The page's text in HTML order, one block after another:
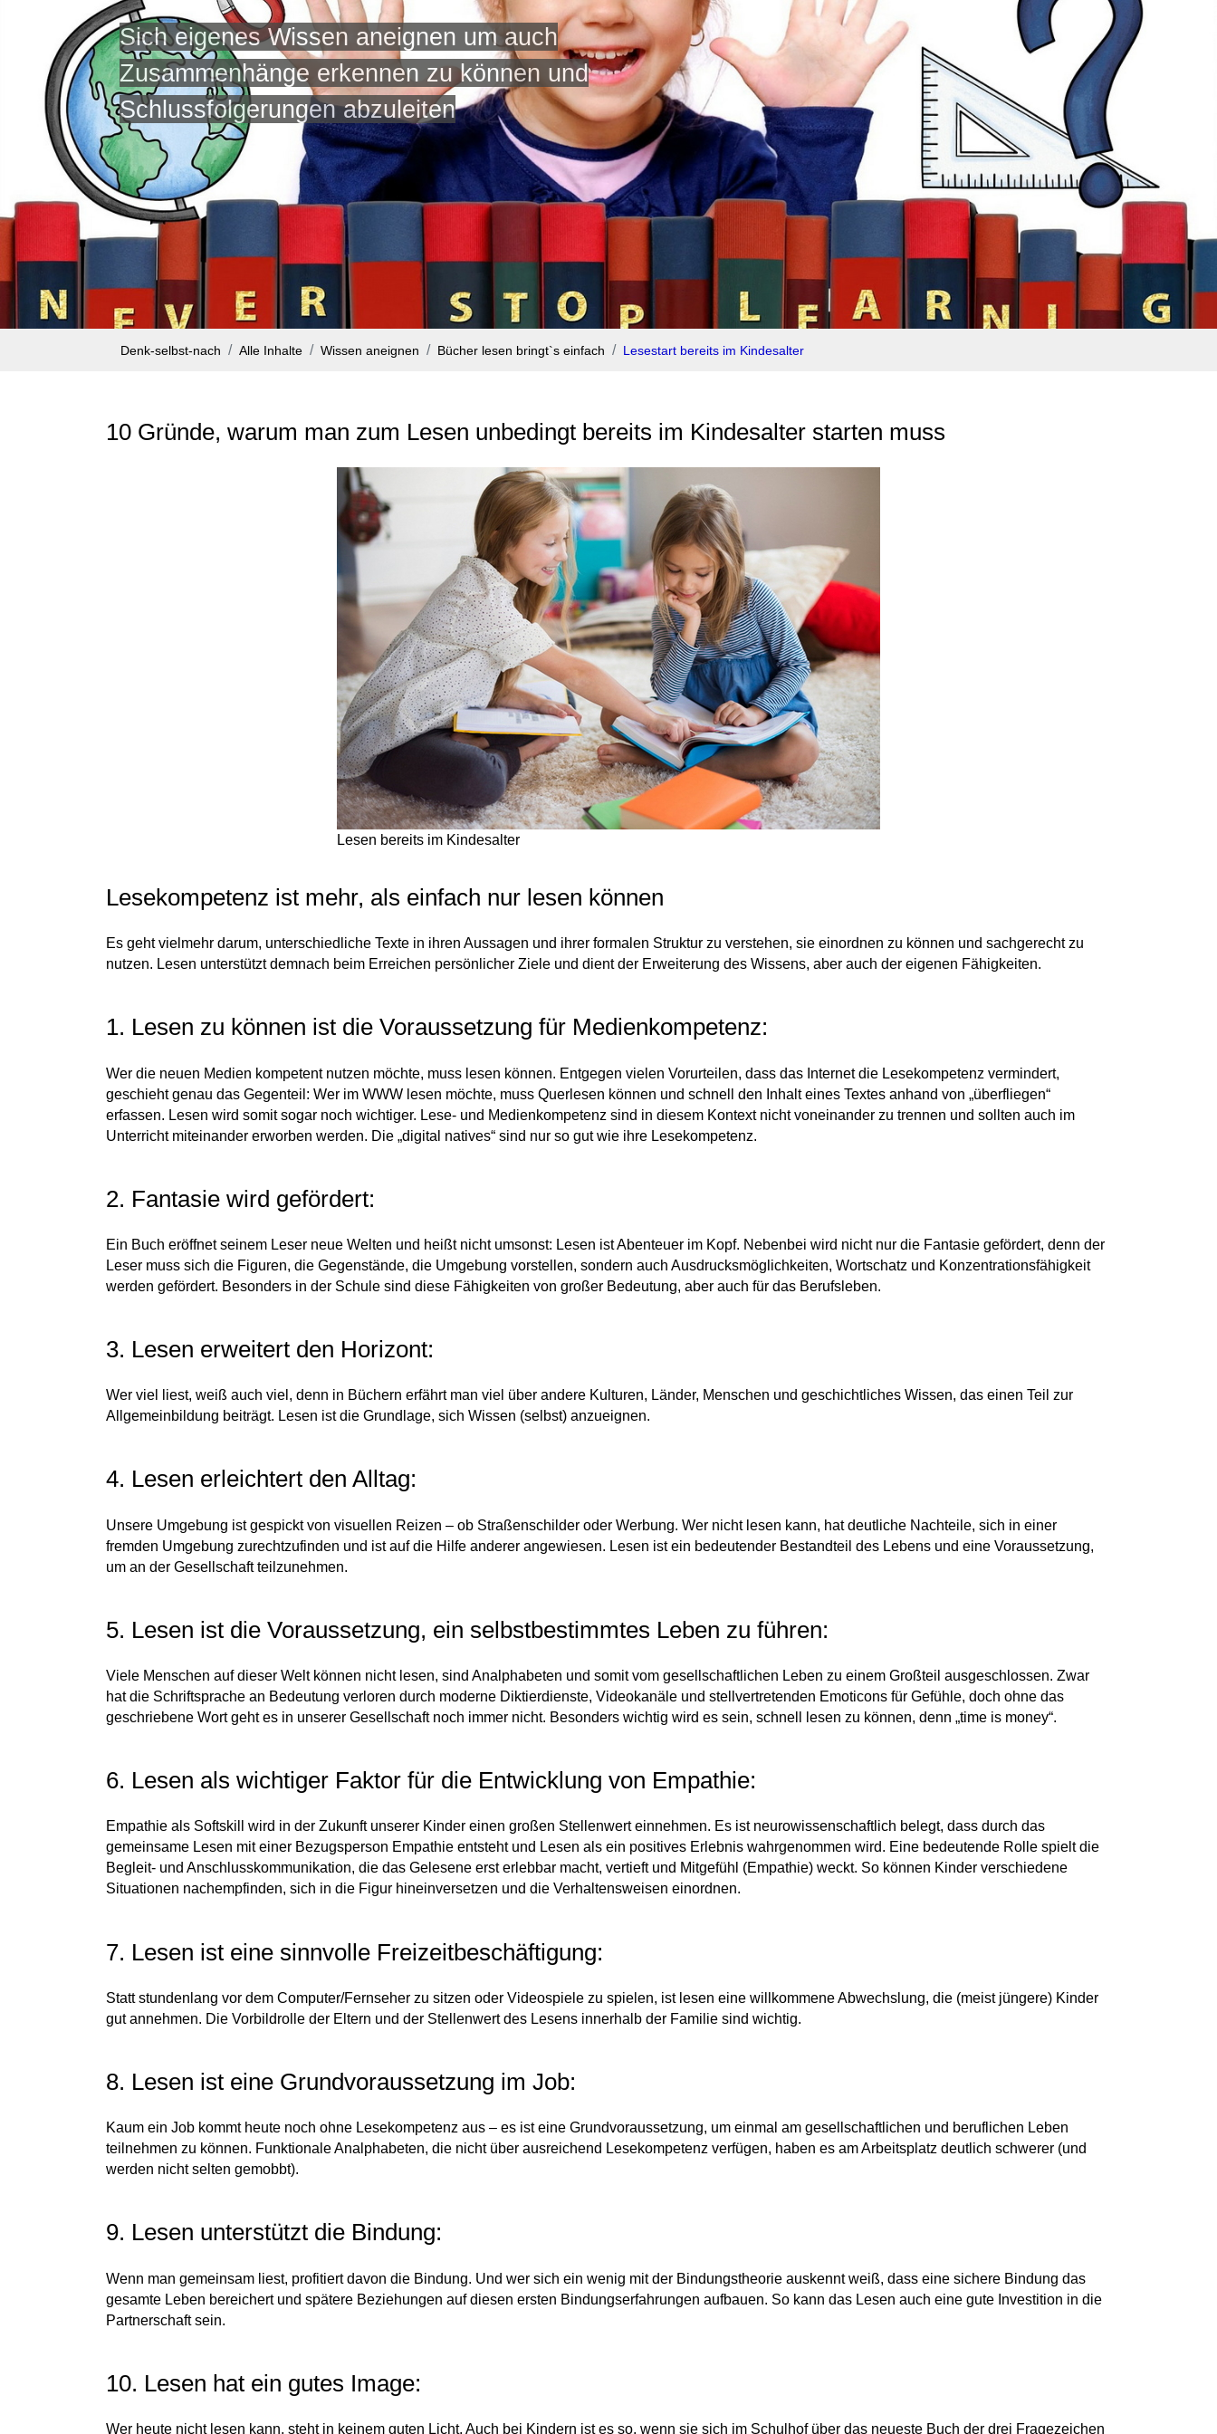
Sich eigenes Wissen aneignen um auch
Zusammenhänge erkennen zu können und
Schlussfolgerungen abzuleiten
Denk-selbst-nach Alle Inhalte Wissen aneignen Bücher lesen bringt`s einfach Lesestart bereits im Kindesalter
10 Gründe, warum man zum Lesen unbedingt bereits im Kindesalter starten muss
Lesen bereits im Kindesalter
Lesekompetenz ist mehr, als einfach nur lesen können
Es geht vielmehr darum, unterschiedliche Texte in ihren Aussagen und ihrer formalen Struktur zu verstehen, sie einordnen zu können und sachgerecht zu
nutzen. Lesen unterstützt demnach beim Erreichen persönlicher Ziele und dient der Erweiterung des Wissens, aber auch der eigenen Fähigkeiten.
1. Lesen zu können ist die Voraussetzung für Medienkompetenz:
Wer die neuen Medien kompetent nutzen möchte, muss lesen können. Entgegen vielen Vorurteilen, dass das Internet die Lesekompetenz vermindert,
geschieht genau das Gegenteil: Wer im WWW lesen möchte, muss Querlesen können und schnell den Inhalt eines Textes anhand von „überfliegen“
erfassen. Lesen wird somit sogar noch wichtiger. Lese- und Medienkompetenz sind in diesem Kontext nicht voneinander zu trennen und sollten auch im
Unterricht miteinander erworben werden. Die „digital natives“ sind nur so gut wie ihre Lesekompetenz.
2. Fantasie wird gefördert:
Ein Buch eröffnet seinem Leser neue Welten und heißt nicht umsonst: Lesen ist Abenteuer im Kopf. Nebenbei wird nicht nur die Fantasie gefördert, denn der
Leser muss sich die Figuren, die Gegenstände, die Umgebung vorstellen, sondern auch Ausdrucksmöglichkeiten, Wortschatz und Konzentrationsfähigkeit
werden gefördert. Besonders in der Schule sind diese Fähigkeiten von großer Bedeutung, aber auch für das Berufsleben.
3. Lesen erweitert den Horizont:
Wer viel liest, weiß auch viel, denn in Büchern erfährt man viel über andere Kulturen, Länder, Menschen und geschichtliches Wissen, das einen Teil zur
Allgemeinbildung beiträgt. Lesen ist die Grundlage, sich Wissen (selbst) anzueignen.
4. Lesen erleichtert den Alltag:
Unsere Umgebung ist gespickt von visuellen Reizen – ob Straßenschilder oder Werbung. Wer nicht lesen kann, hat deutliche Nachteile, sich in einer
fremden Umgebung zurechtzufinden und ist auf die Hilfe anderer angewiesen. Lesen ist ein bedeutender Bestandteil des Lebens und eine Voraussetzung,
um an der Gesellschaft teilzunehmen.
5. Lesen ist die Voraussetzung, ein selbstbestimmtes Leben zu führen:
Viele Menschen auf dieser Welt können nicht lesen, sind Analphabeten und somit vom gesellschaftlichen Leben zu einem Großteil ausgeschlossen. Zwar
hat die Schriftsprache an Bedeutung verloren durch moderne Diktierdienste, Videokanäle und stellvertretenden Emoticons für Gefühle, doch ohne das
geschriebene Wort geht es in unserer Gesellschaft noch immer nicht. Besonders wichtig wird es sein, schnell lesen zu können, denn „time is money“.
6. Lesen als wichtiger Faktor für die Entwicklung von Empathie:
Empathie als Softskill wird in der Zukunft unserer Kinder einen großen Stellenwert einnehmen. Es ist neurowissenschaftlich belegt, dass durch das
gemeinsame Lesen mit einer Bezugsperson Empathie entsteht und Lesen als ein positives Erlebnis wahrgenommen wird. Eine bedeutende Rolle spielt die
Begleit- und Anschlusskommunikation, die das Gelesene erst erlebbar macht, vertieft und Mitgefühl (Empathie) weckt. So können Kinder verschiedene
Situationen nachempfinden, sich in die Figur hineinversetzen und die Verhaltensweisen einordnen.
7. Lesen ist eine sinnvolle Freizeitbeschäftigung:
Statt stundenlang vor dem Computer/Fernseher zu sitzen oder Videospiele zu spielen, ist lesen eine willkommene Abwechslung, die (meist jüngere) Kinder
gut annehmen. Die Vorbildrolle der Eltern und der Stellenwert des Lesens innerhalb der Familie sind wichtig.
8. Lesen ist eine Grundvoraussetzung im Job:
Kaum ein Job kommt heute noch ohne Lesekompetenz aus – es ist eine Grundvoraussetzung, um einmal am gesellschaftlichen und beruflichen Leben
teilnehmen zu können. Funktionale Analphabeten, die nicht über ausreichend Lesekompetenz verfügen, haben es am Arbeitsplatz deutlich schwerer (und
werden nicht selten gemobbt).
9. Lesen unterstützt die Bindung:
Wenn man gemeinsam liest, profitiert davon die Bindung. Und wer sich ein wenig mit der Bindungstheorie auskennt weiß, dass eine sichere Bindung das
gesamte Leben bereichert und spätere Beziehungen auf diesen ersten Bindungserfahrungen aufbauen. So kann das Lesen auch eine gute Investition in die
Partnerschaft sein.
10. Lesen hat ein gutes Image:
Wer heute nicht lesen kann, steht in keinem guten Licht. Auch bei Kindern ist es so, wenn sie sich im Schulhof über das neueste Buch der drei Fragezeichen